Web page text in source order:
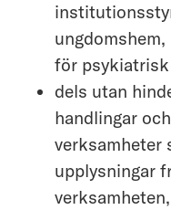
för psykiatrisk
dels utan
handlingar
verksamheter
upplysningar